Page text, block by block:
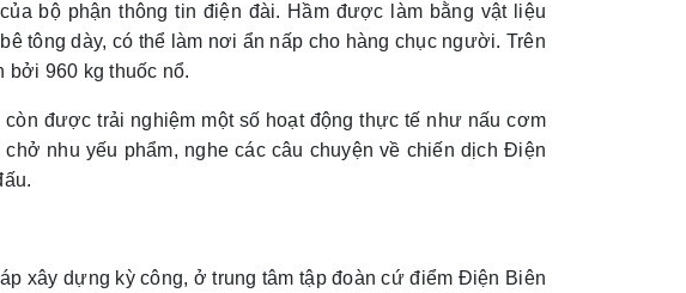
bộ phận thông tin điện đài. Hầm được làm bằng vật liệu
tông dày, có thể làm nơi ẩn nấp cho hàng chục người. Trên
bởi 960 kg thuốc nổ.
được trải nghiệm một số hoạt động thực tế như nấu cơm
nhu yếu phẩm, nghe các câu chuyện về chiến dịch Điện
xây dựng kỳ công, ở trung tâm tập đoàn cứ điểm Điện Biên